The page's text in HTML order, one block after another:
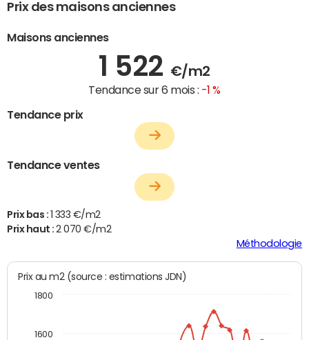
Prix des maisons anciennes
Maisons anciennes
1 522 €/m2
Tendance sur 6 mois : -1 %
Tendance prix
Tendance ventes
Prix bas :
1 333 €/m2
Prix haut :2 070 €/m2
Méthodologie
Prix au m2 (source : estimations JDN)
1600
1800